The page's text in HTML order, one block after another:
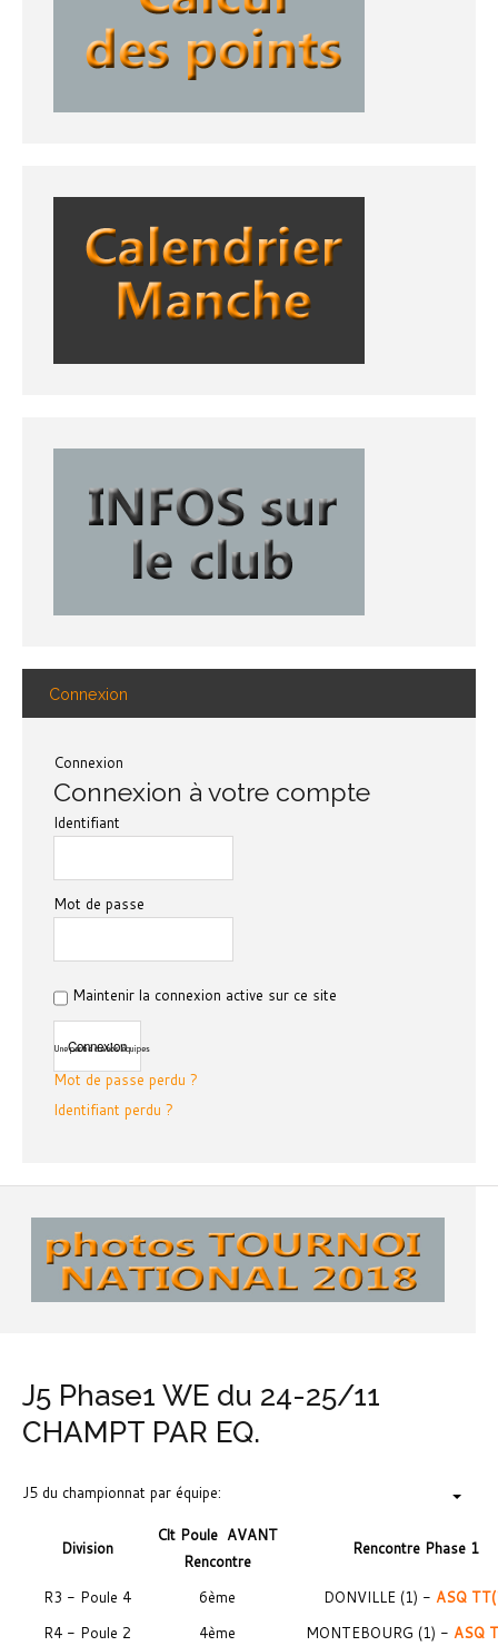
Une partie de nos équipes
Connexion
Connexion
Connexion à votre compte
Identifiant
Mot de passe
Maintenir la connexion active sur ce site
Mot de passe perdu ?
Identifiant perdu ?
J5 Phase1 WE du 24-25/11
CHAMPT PAR EQ.
J5 du championnat par équipe:
Division
Clt Poule AVANT
Rencontre
Rencontre Phase 1
R3 - Poule 4 6ème DONVILLE (1) - ASQ
R4 - Poule 2
4ème MONTEBOURG (1) - ASQ